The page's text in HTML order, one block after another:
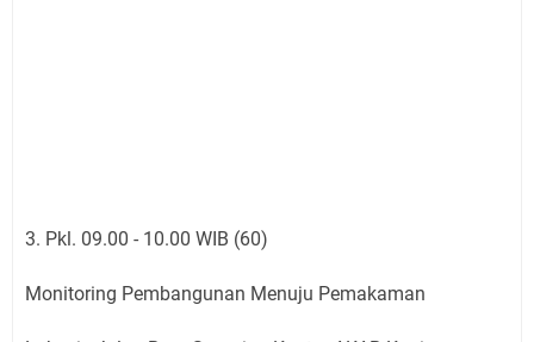
3. Pkl. 09.00 - 10.00 WIB (60)
Monitoring Pembangunan Menuju Pemakaman